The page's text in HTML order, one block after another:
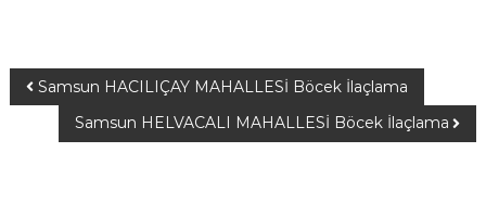
Samsun HACILIÇAY MAHALLESİ Böcek İlaçlama
Samsun HELVACALI MAHALLESİ Böcek İlaçlama